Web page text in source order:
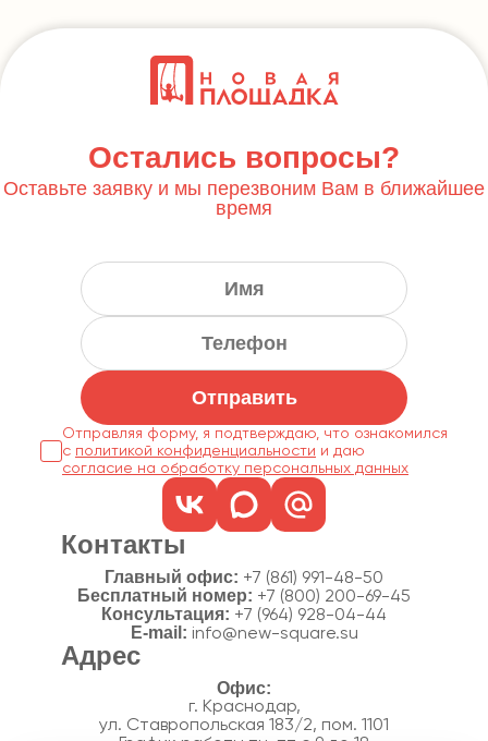
Остались вопросы?
Оставьте заявку и мы перезвоним Вам в ближайшее
время
Отправить
Отправляя форму, я подтверждаю, что ознакомился
с политикой конфиденциальности
согласие на обработку персональных данных
Контакты
Главный офис: +7 (861) 991-48-50
Бесплатный номер: +7 (800) 200-69-45
Консультация: +7 (964) 928-04-44
E-mail: info@new-square.su
Адрес
г. Краснодар,
ул. Ставропольская 183/2, пом. 1101